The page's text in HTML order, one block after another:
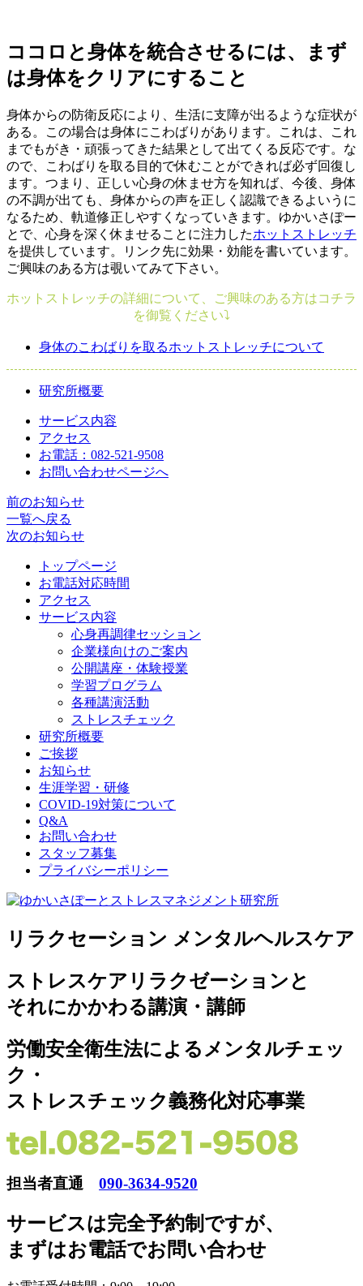
ココロと身体を統合させるには、まず
は身体をクリアにすること
身体からの防衛反応により、生活に支障が出るような症状が
ある。この場合は身体にこわばりがあります。これは、これ
までもがき・頑張ってきた結果として出てくる反応です。な
ので、こわばりを取る目的で休むことができれば必ず回復し
ます。つまり、正しい心身の休ませ方を知れば、今後、身体
の不調が出ても、身体からの声を正しく認識できるよいうに
なるため、軌道修正しやすくなっていきます。ゆかいさぽー
とで、心身を深く休ませることに注力したホットストレッチ
を提供しています。リンク先に効果・効能を書いています。
ご興味のある方は覗いてみて下さい。
ホットストレッチの詳細について、ご興味のある方はコチラ
を御覧ください⤵
身体のこわばりを取るホットストレッチについて
研究所概要
サービス内容
アクセス
お電話：082-521-9508
お問い合わせページへ
前のお知らせ
一覧へ戻る
次のお知らせ
トップページ
お電話対応時間
アクセス
サービス内容
心身再調律セッション
企業様向けのご案内
公開講座・体験授業
学習プログラム
各種講演活動
ストレスチェック
研究所概要
ご挨拶
お知らせ
生涯学習・研修
COVID-19対策について
Q&A
お問い合わせ
スタッフ募集
プライバシーポリシー
リラクセーション メンタルヘルスケア
ストレスケアリラクゼーションと
それにかかわる講演・講師
労働安全衛生法によるメンタルチェッ
ク・
ストレスチェック義務化対応事業
担当者直通 090-3634-9520
サービスは完全予約制ですが、
まずはお電話でお問い合わせ